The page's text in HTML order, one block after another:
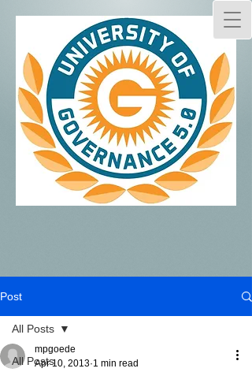
Post
All Posts
All Posts
mpgoede
Apr 10, 2013 1 min read